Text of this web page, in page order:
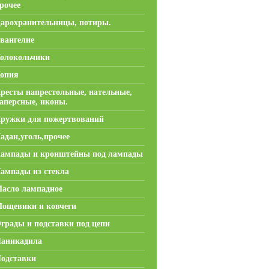
потиры.
напрестольные, нательные,
иконы.
для пожертвований
и кронштейны под лампады
из стекла
лампадное
и ковчеги
и подставки под цепи